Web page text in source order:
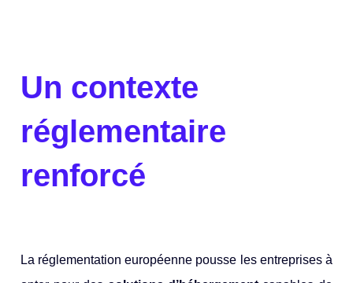
Un contexte
réglementaire
renforcé
La réglementation européenne pousse les entreprises à